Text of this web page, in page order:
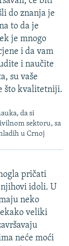
do znanja je
to da je
je mnogo
i da vam
i naučite
su vaše
što kvalitetniji.
da si
sektoru, sa
u Crnoj
pričati
idoli. U
neko
veliki
neće moći